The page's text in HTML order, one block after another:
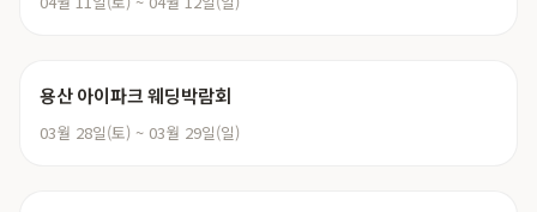
용산 아이파크 웨딩박람회
03월 28일(토) ~ 03월 29일(일)